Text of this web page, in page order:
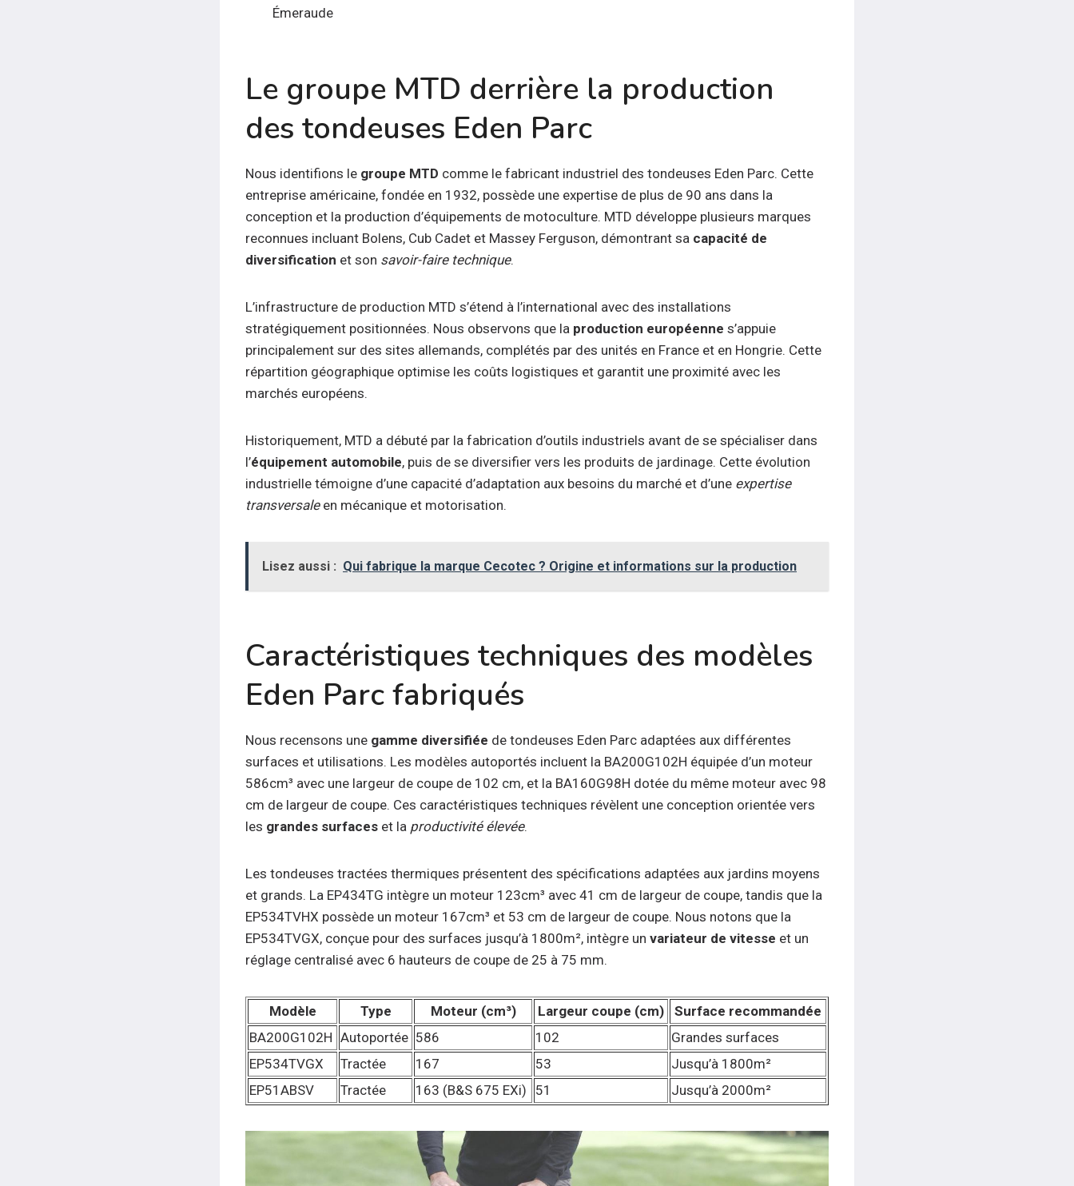
Émeraude
Le groupe MTD derrière la production
des tondeuses Eden Parc
Nous identifions le groupe MTD comme le fabricant industriel des tondeuses Eden Parc. Cette
entreprise américaine, fondée en 1932, possède une expertise de plus de 90 ans dans la
conception et la production d’équipements de motoculture. MTD développe plusieurs marques
reconnues incluant Bolens, Cub Cadet et Massey Ferguson, démontrant sa capacité de
diversification et son savoir-faire technique.
L’infrastructure de production MTD s’étend à l’international avec des installations
stratégiquement positionnées. Nous observons que la production européenne s’appuie
principalement sur des sites allemands, complétés par des unités en France et en Hongrie. Cette
répartition géographique optimise les coûts logistiques et garantit une proximité avec les
marchés européens.
Historiquement, MTD a débuté par la fabrication d’outils industriels avant de se spécialiser dans
l’équipement automobile, puis de se diversifier vers les produits de jardinage. Cette évolution
industrielle témoigne d’une capacité d’adaptation aux besoins du marché et d’une expertise
transversaleen mécanique et motorisation.
Lisez aussi : Qui fabrique la marque Cecotec ? Origine et informations sur la production
Caractéristiques techniques des modèles
Eden Parc fabriqués
Nous recensons une gamme diversifiée de tondeuses Eden Parc adaptées aux différentes
surfaces et utilisations. Les modèles autoportés incluent la BA200G102H équipée d’un moteur
586cm³ avec une largeur de coupe de 102 cm, et la BA160G98H dotée du même moteur avec 98
cm de largeur de coupe. Ces caractéristiques techniques révèlent une conception orientée vers
les grandes surfaces et la productivité élevée.
Les tondeuses tractées thermiques présentent des spécifications adaptées aux jardins moyens
et grands. La EP434TG intègre un moteur 123cm³ avec 41 cm de largeur de coupe, tandis que la
EP534TVHX possède un moteur 167cm³ et 53 cm de largeur de coupe. Nous notons que la
EP534TVGX, conçue pour des surfaces jusqu’à 1800m², intègre un variateur de vitesse et un
réglage centralisé avec 6 hauteurs de coupe de 25 à 75 mm.
Modèle Type Moteur (cm³) Largeur coupe (cm)
Surface recommandée
BA200G102H Autoportée 586 102
Grandes surfaces
EP534TVGX
Tractée 167 53
Jusqu’à 1800m²
EP51ABSV
Tractée 163 (B&S 675 EXi) 51 Jusqu’à 2000m²